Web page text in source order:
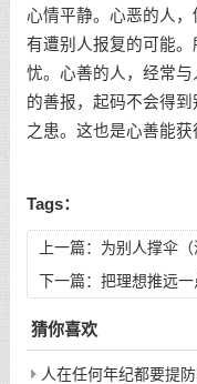
心情平静。心恶的人
有遭别人报复的可能
忧。心善的人，经常
的善报，起码不会得
之患。这也是心善能获
Tags：
上一篇： 为别人撑伞（
下一篇： 把理想推远
猜你喜欢
人在任何年纪都要提